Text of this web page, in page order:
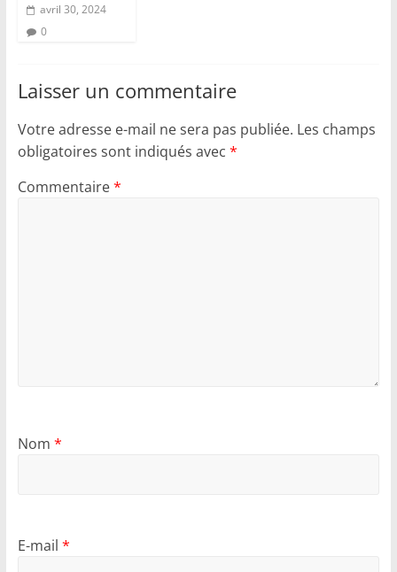
avril 30, 2024
0
Laisser un commentaire
Votre adresse e-mail ne sera pas publiée. Les champs
obligatoires sont indiqués avec *
Commentaire*
Nom *
E-mail *